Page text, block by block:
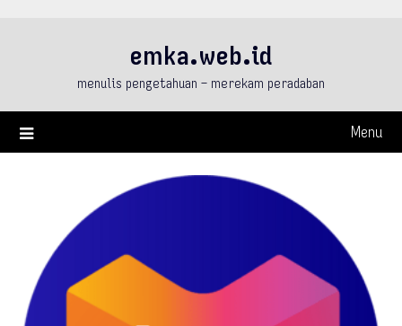
emka.web.id
menulis pengetahuan – merekam peradaban
Menu